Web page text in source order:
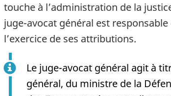
touche à l’administration de la
juge-avocat général est
l’exercice de ses attributions.
Le juge-avocat général agit à
général, du ministre de la